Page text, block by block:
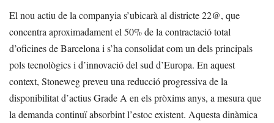
El nou actiu de la companyia s’ubicarà al districte 22@, que
concentra aproximadament el 50% de la contractació total
d’oficines de Barcelona i s’ha consolidat com un dels principals
pols tecnològics i d’innovació del sud d’Europa. En aquest
context, Stoneweg preveu una reducció progressiva de la
disponibilitat d’actius Grade A en els pròxims anys, a mesura que
la demanda continuï absorbint l’estoc existent. Aquesta dinàmica